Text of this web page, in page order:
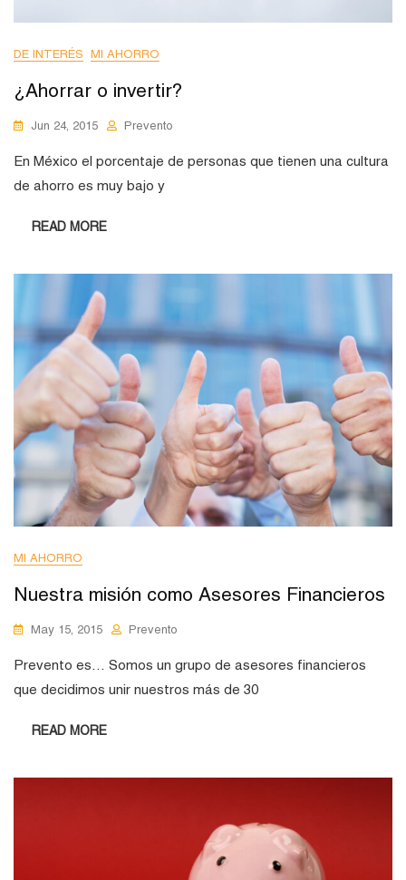
DE INTERÉS MI AHORRO
¿Ahorrar o invertir?
Jun 24, 2015 Prevento
En México el porcentaje de personas que tienen una cultura
de ahorro es muy bajo y
READ MORE
MI AHORRO
Nuestra misión como Asesores Financieros
May 15, 2015 Prevento
Prevento es… Somos un grupo de asesores financieros
que decidimos unir nuestros más de 30
READ MORE